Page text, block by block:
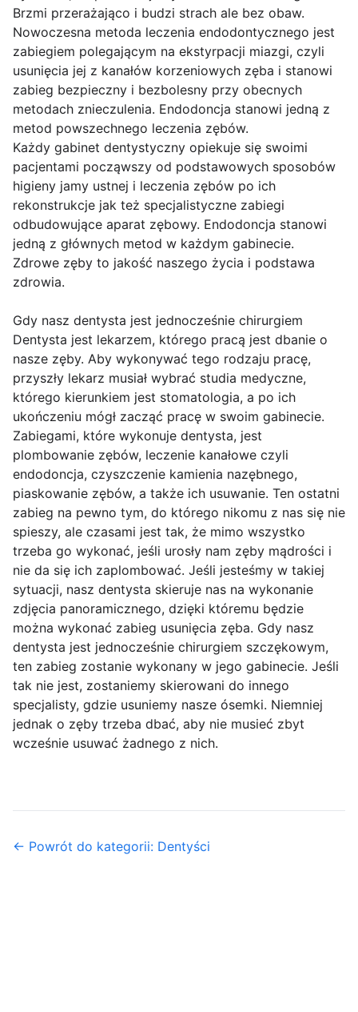
Brzmi przerażająco i budzi strach ale bez obaw.
Nowoczesna metoda leczenia endodontycznego jest
zabiegiem polegającym na ekstyrpacji miazgi, czyli
usunięcia jej z kanałów korzeniowych zęba i stanowi
zabieg bezpieczny i bezbolesny przy obecnych
metodach znieczulenia. Endodoncja stanowi jedną z
metod powszechnego leczenia zębów.
Każdy gabinet dentystyczny opiekuje się swoimi
pacjentami począwszy od podstawowych sposobów
higieny jamy ustnej i leczenia zębów po ich
rekonstrukcje jak też specjalistyczne zabiegi
odbudowujące aparat zębowy. Endodoncja stanowi
jedną z głównych metod w każdym gabinecie.
Zdrowe zęby to jakość naszego życia i podstawa
zdrowia.
Gdy nasz dentysta jest jednocześnie chirurgiem
Dentysta jest lekarzem, którego pracą jest dbanie o
nasze zęby. Aby wykonywać tego rodzaju pracę,
przyszły lekarz musiał wybrać studia medyczne,
którego kierunkiem jest stomatologia, a po ich
ukończeniu mógł zacząć pracę w swoim gabinecie.
Zabiegami, które wykonuje dentysta, jest
plombowanie zębów, leczenie kanałowe czyli
endodoncja, czyszczenie kamienia nazębnego,
piaskowanie zębów, a także ich usuwanie. Ten ostatni
zabieg na pewno tym, do którego nikomu z nas się nie
spieszy, ale czasami jest tak, że mimo wszystko
trzeba go wykonać, jeśli urosły nam zęby mądrości i
nie da się ich zaplombować. Jeśli jesteśmy w takiej
sytuacji, nasz dentysta skieruje nas na wykonanie
zdjęcia panoramicznego, dzięki któremu będzie
można wykonać zabieg usunięcia zęba. Gdy nasz
dentysta jest jednocześnie chirurgiem szczękowym,
ten zabieg zostanie wykonany w jego gabinecie. Jeśli
tak nie jest, zostaniemy skierowani do innego
specjalisty, gdzie usuniemy nasze ósemki. Niemniej
jednak o zęby trzeba dbać, aby nie musieć zbyt
wcześnie usuwać żadnego z nich.
← Powrót do kategorii: Dentyści